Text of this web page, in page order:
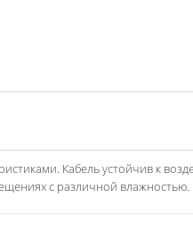
Кабель устойчив к
с различной влажностью.